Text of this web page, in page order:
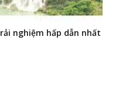
nghiệm hấp dẫn nhất